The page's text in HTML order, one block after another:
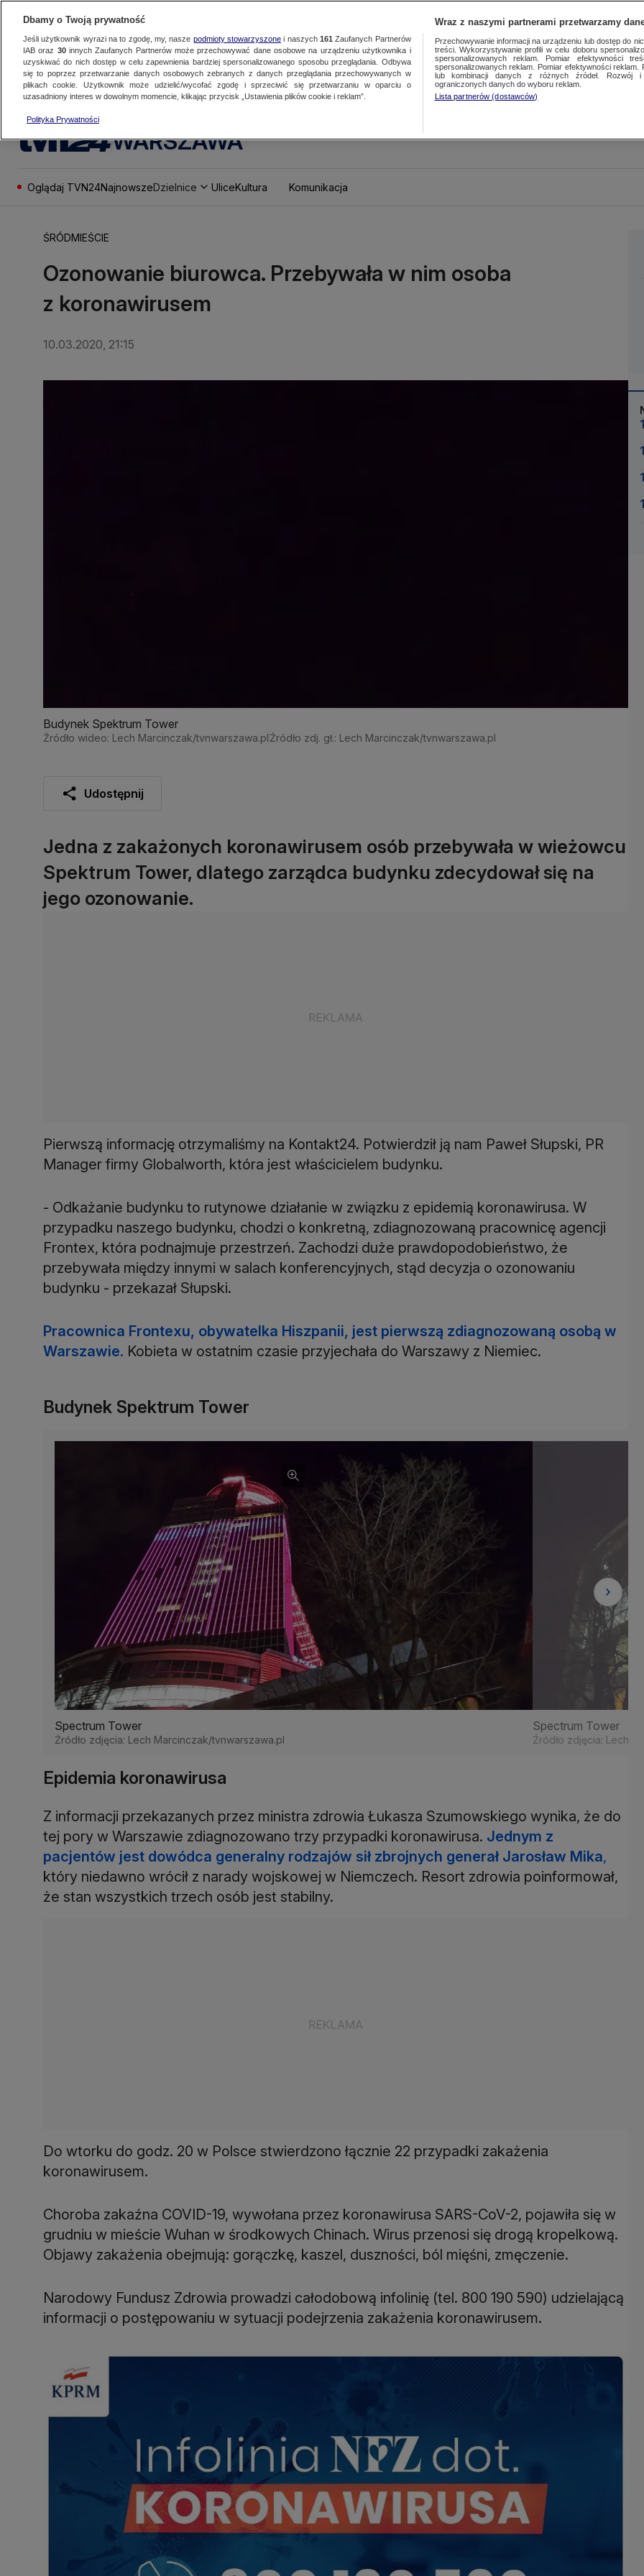
WARSZAWA
Oglądaj TVN24NajnowszeDzielnice UliceKultura Komunikacja
ŚRÓDMIEŚCIE
Ozonowanie biurowca. Przebywała w nim osoba
z koronawirusem
10.03.2020, 21:15
Budynek Spektrum Tower
Źródło wideo: Lech Marcinczak/tvnwarszawa.plŹródło zdj. gł.: Lech Marcinczak/tvnwarszawa.pl
Udostępnij
Jedna z zakażonych koronawirusem osób przebywała w wieżowcu
Spektrum Tower, dlatego zarządca budynku zdecydował się na
jego ozonowanie.
Pierwszą informację otrzymaliśmy na Kontakt24. Potwierdził ją nam Paweł Słupski, PR
Manager firmy Globalworth, która jest właścicielem budynku.
- Odkażanie budynku to rutynowe działanie w związku z epidemią koronawirusa. W
przypadku naszego budynku, chodzi o konkretną, zdiagnozowaną pracownicę agencji
Frontex, która podnajmuje przestrzeń. Zachodzi duże prawdopodobieństwo, że
przebywała między innymi w salach konferencyjnych, stąd decyzja o ozonowaniu
budynku - przekazał Słupski.
Pracownica Frontexu, obywatelka Hiszpanii, jest pierwszą zdiagnozowaną osobą w
Warszawie. Kobieta w ostatnim czasie przyjechała do Warszawy z Niemiec.
Budynek Spektrum Tower
Spectrum Tower
Źródło zdjęcia: Lech Marcinczak/tvnwarszawa.pl
Spectrum Tower
Źródło zdjęcia: Lech
Epidemia koronawirusa
Z informacji przekazanych przez ministra zdrowia Łukasza Szumowskiego wynika, że do
tej pory w Warszawie zdiagnozowano trzy przypadki koronawirusa. Jednym z
pacjentów jest dowódca generalny rodzajów sił zbrojnych generał Jarosław Mika,
który niedawno wrócił z narady wojskowej w Niemczech. Resort zdrowia poinformował,
że stan wszystkich trzech osób jest stabilny.
Do wtorku do godz. 20 w Polsce stwierdzono łącznie 22 przypadki zakażenia
koronawirusem.
Choroba zakaźna COVID-19, wywołana przez koronawirusa SARS-CoV-2, pojawiła się w
grudniu w mieście Wuhan w środkowych Chinach. Wirus przenosi się drogą kropelkową.
Objawy zakażenia obejmują: gorączkę, kaszel, duszności, ból mięśni, zmęczenie.
Narodowy Fundusz Zdrowia prowadzi całodobową infolinię (tel. 800 190 590) udzielającą
informacji o postępowaniu w sytuacji podejrzenia zakażenia koronawirusem.
Dbamy o Twoją prywatność
Jeśli użytkownik wyrazi na to zgodę, my, nasze podmioty stowarzyszonei naszych 161 Zaufanych Partnerów
IAB oraz 30innych Zaufanych Partnerów może przechowywać dane osobowe na urządzeniu użytkownika i
uzyskiwać do nich dostęp w celu zapewnienia bardziej spersonalizowanego sposobu przeglądania. Odbywa
się to poprzez przetwarzanie danych osobowych zebranych z danych przeglądania przechowywanych w
plikach cookie. Użytkownik może udzielić/wycofać zgodę i sprzeciwić się przetwarzaniu w oparciu o
uzasadniony interes w dowolnym momencie, klikając przycisk „Ustawienia plików cookie i reklam”.
Polityka Prywatności
Wraz z naszymi partnerami przetwarzamy
Przechowywanie informacji na urządzeniu lub dostęp do
treści. Wykorzystywanie profili w celu doboru
spersonalizowanych reklam. Pomiar efektywności
spersonalizowanych reklam. Pomiar efektywności
lub kombinacji danych z różnych źródeł. Rozwój i
ograniczonych danych do wyboru reklam.
Lista partnerów (dostawców)